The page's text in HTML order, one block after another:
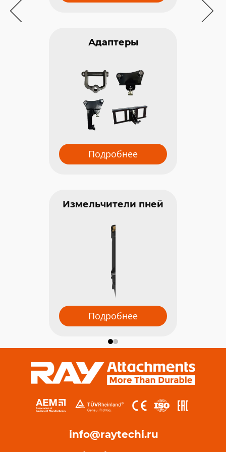
Адаптеры
Подробнее
Измельчители пней
Подробнее
info@raytechi.ru